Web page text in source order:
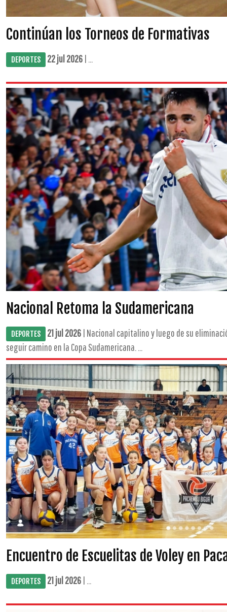
Continúan los Torneos de Formativas
DEPORTES 22 jul 2026 | ...
Nacional Retoma la Sudamericana
DEPORTES 21 jul 2026 | Nacional capitalino y luego de su
seguir camino en la Copa Sudamericana. ...
Encuentro de Escuelitas de Voley en
DEPORTES 21 jul 2026 | ...